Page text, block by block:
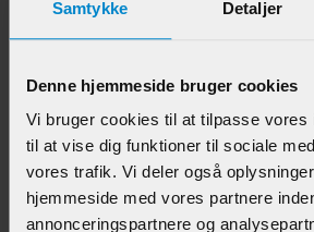
Samtykke Detaljer
Denne hjemmeside bruger cookies
Vi bruger cookies til at tilpasse vores
til at vise dig funktioner til sociale
vores trafik. Vi deler også
hjemmeside med vores partnere
annonceringspartnere og
Høvlet 4 sider - 21 x 68
Varenr.:901118